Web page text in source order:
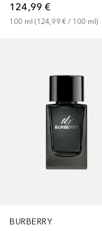
124,99 €
100 ml (124,99 € / 100 ml)
BURBERRY